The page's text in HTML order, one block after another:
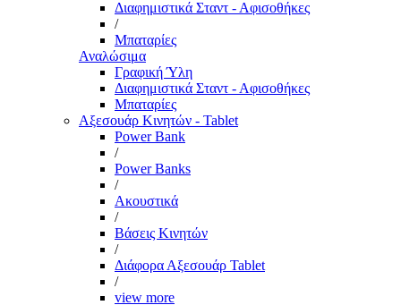
Διαφημιστικά Σταντ - Αφισοθήκες
/
Μπαταρίες
Αναλώσιμα
Γραφική Ύλη
Διαφημιστικά Σταντ - Αφισοθήκες
Μπαταρίες
Αξεσουάρ Κινητών - Tablet
Power Bank
/
Power Banks
/
Ακουστικά
/
Βάσεις Κινητών
/
Διάφορα Αξεσουάρ Tablet
/
view more